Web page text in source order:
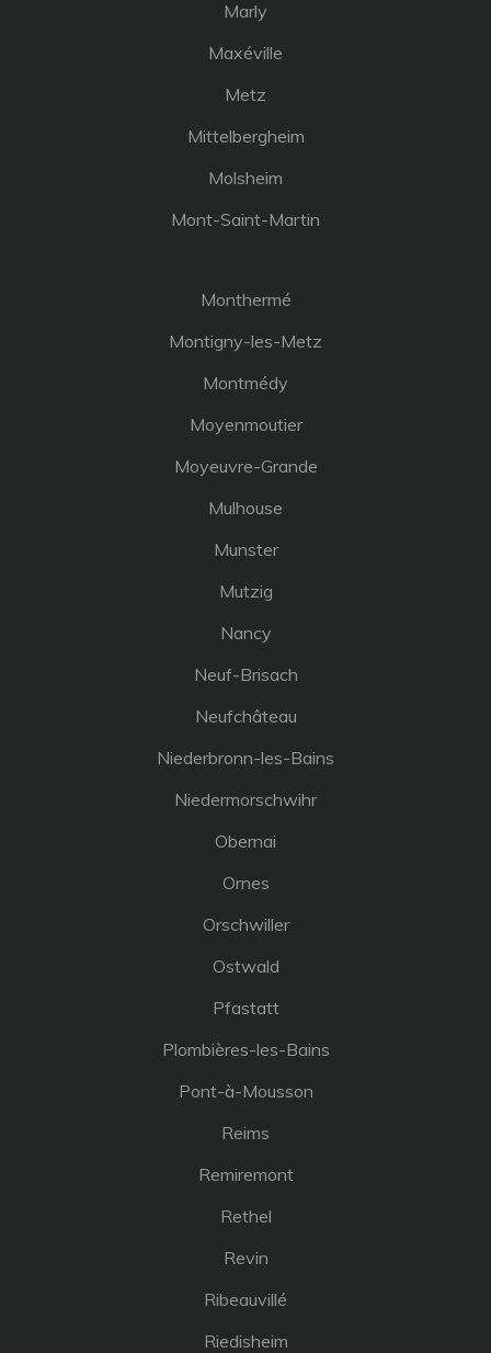
Marly
Maxéville
Metz
Mittelbergheim
Molsheim
Mont-Saint-Martin
Monthermé
Montigny-les-Metz
Montmédy
Moyenmoutier
Moyeuvre-Grande
Mulhouse
Munster
Mutzig
Nancy
Neuf-Brisach
Neufchâteau
Niederbronn-les-Bains
Niedermorschwihr
Obernai
Ornes
Orschwiller
Ostwald
Pfastatt
Plombières-les-Bains
Pont-à-Mousson
Reims
Remiremont
Rethel
Revin
Ribeauvillé
Riedisheim